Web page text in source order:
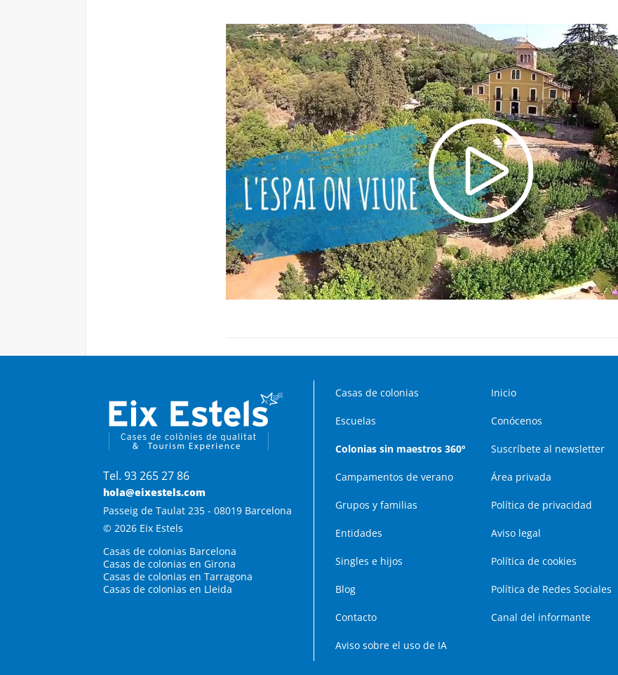
Tel. 93 265 27 86
hola@eixestels.com
Passeig de Taulat 235 - 08019 Barcelona
© 2026 Eix Estels
Casas de colonias Barcelona
Casas de colonias en Girona
Casas de colonias en Tarragona
Casas de colonias en Lleida
Casas de colonias Inicio
Escuelas Conócenos
Colonias sin maestros 360º Suscríbete al newsletter
Campamentos de verano Área privada
Grupos y familias Política de privacidad
Entidades Aviso legal
Singles e hijos Política de cookies
Blog Política de Redes Sociales
Contacto Canal del informante
Aviso sobre el uso de IA